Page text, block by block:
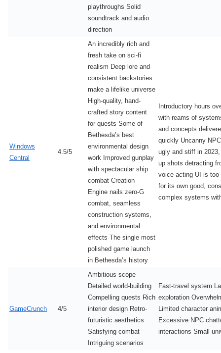
playthroughs Solid
soundtrack and audio
direction
Windows
Central
4.5/5
An incredibly rich and
fresh take on sci-fi
realism Deep lore and
consistent backstories
make a lifelike universe
High-quality, hand-
crafted story content
for quests Some of
Bethesda’s best
environmental design
work Improved gunplay
with spectacular ship
combat Creation
Engine nails zero-G
combat, seamless
construction systems,
and environmental
effects The single most
polished game launch
in Bethesda’s history
Introductory hours
with reams of
and concepts
quickly Uncanny
ugly and stiff in
up shots detracting
voice acting UI is
for its own good,
complex systems
GameCrunch 4/5
Ambitious scope
Detailed world-building
Compelling quests Rich
interior design Retro-
futuristic aesthetics
Satisfying combat
Intriguing scenarios
Fast-travel system
exploration
Limited character
Excessive NPC
interactions Small